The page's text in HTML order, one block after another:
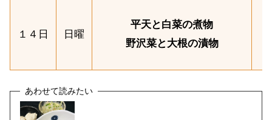
１４日 日曜
平天と白菜の煮物
野沢菜と大根の漬物